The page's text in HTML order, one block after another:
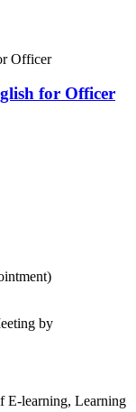
for Officer
by
E-learning, Learning